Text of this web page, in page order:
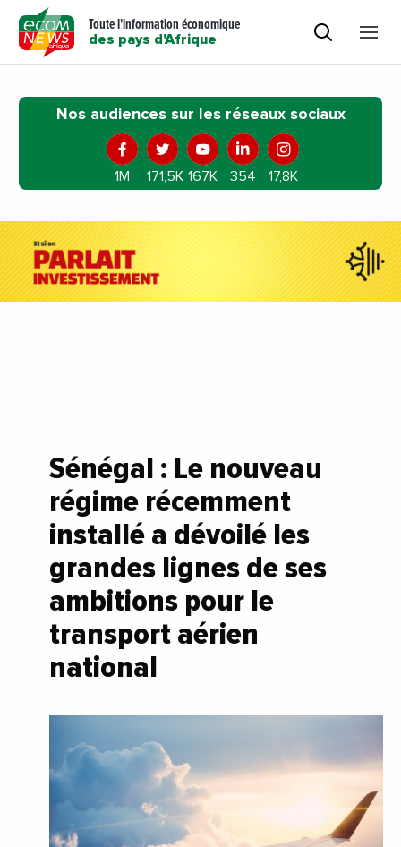
Toute l'information économique
des pays d'Afrique
Nos audiences sur les réseaux sociaux
1M 171,5K 167K 354 17,8K
Sénégal : Le nouveau
régime récemment
installé a dévoilé les
grandes lignes de ses
ambitions pour le
transport aérien
national